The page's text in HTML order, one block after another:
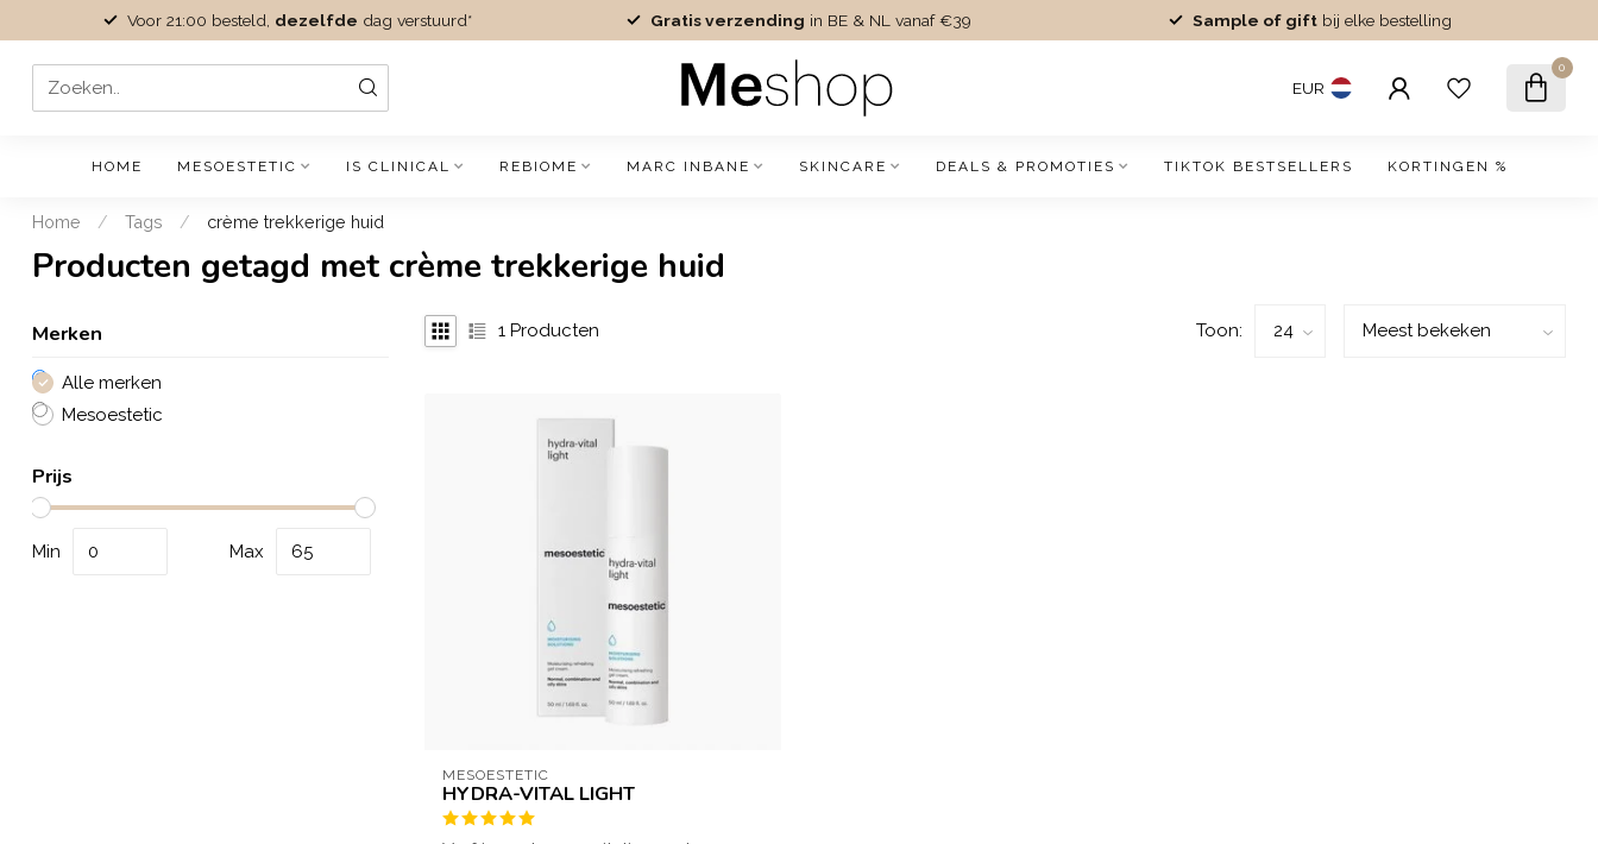
Voor 21:00 besteld, dezelfde dag verstuurd* Gratis verzending in BE & NL vanaf €39 Sample of gift bij elke bestelling
EUR
0
HOME MESOESTETIC IS CLINICAL REBIOME MARC INBANE SKINCARE DEALS & PROMOTIES TIKTOK BESTSELLERS KORTINGEN %
Home / Tags / crème trekkerige huid
Producten getagd met crème trekkerige huid
Merken
Alle merken
Mesoestetic
Prijs
Min Max
1 Producten Toon:
MESOESTETIC
HYDRA-VITAL LIGHT